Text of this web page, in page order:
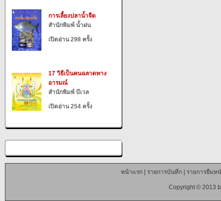
การเลี้ยงปลาน้ำจืด
สำนักพิมพ์ น้ำฝน
เปิดอ่าน 298 ครั้ง
17 วิธีเป็นคนฉลาดทาง
อารมณ์
สำนักพิมพ์ บีเวล
เปิดอ่าน 254 ครั้ง
หน้าแรก| รายการบันทึก| รายการยืมห
Copyright © 2013